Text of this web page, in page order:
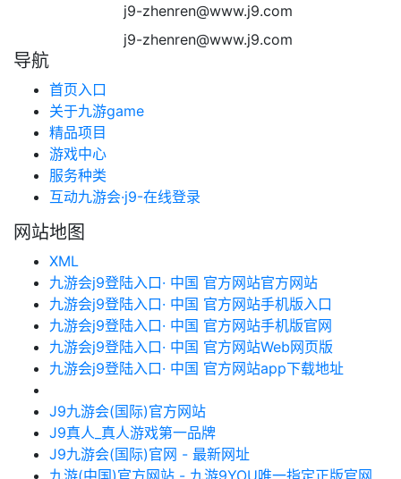
j9-zhenren@www.j9.com
j9-zhenren@www.j9.com
导航
首页入口
关于九游game
精品项目
游戏中心
服务种类
互动九游会·j9-在线登录
网站地图
XML
九游会j9登陆入口· 中国 官方网站官方网站
九游会j9登陆入口· 中国 官方网站手机版入口
九游会j9登陆入口· 中国 官方网站手机版官网
九游会j9登陆入口· 中国 官方网站Web网页版
九游会j9登陆入口· 中国 官方网站app下载地址
J9九游会(国际)官方网站
J9真人_真人游戏第一品牌
J9九游会(国际)官网 - 最新网址
九游(中国)官方网站 - 九游9YOU唯一指定正版官网